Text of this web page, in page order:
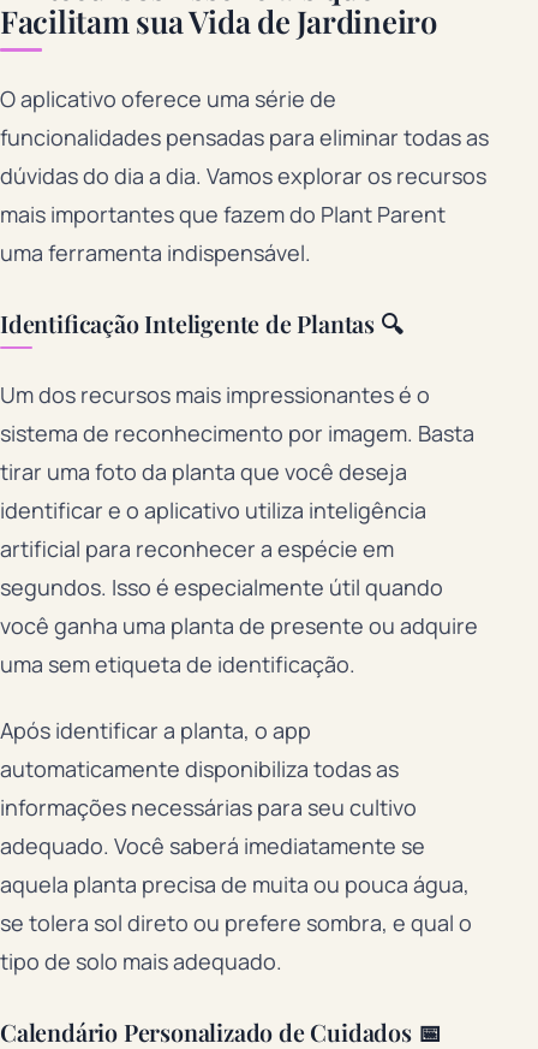
Facilitam sua Vida de Jardineiro
O aplicativo oferece uma série de
funcionalidades pensadas para eliminar todas as
dúvidas do dia a dia. Vamos explorar os recursos
mais importantes que fazem do Plant Parent
uma ferramenta indispensável.
Identificação Inteligente de Plantas 🔍
Um dos recursos mais impressionantes é o
sistema de reconhecimento por imagem. Basta
tirar uma foto da planta que você deseja
identificar e o aplicativo utiliza inteligência
artificial para reconhecer a espécie em
segundos. Isso é especialmente útil quando
você ganha uma planta de presente ou adquire
uma sem etiqueta de identificação.
Após identificar a planta, o app
automaticamente disponibiliza todas as
informações necessárias para seu cultivo
adequado. Você saberá imediatamente se
aquela planta precisa de muita ou pouca água,
se tolera sol direto ou prefere sombra, e qual o
tipo de solo mais adequado.
Calendário Personalizado de Cuidados 📅